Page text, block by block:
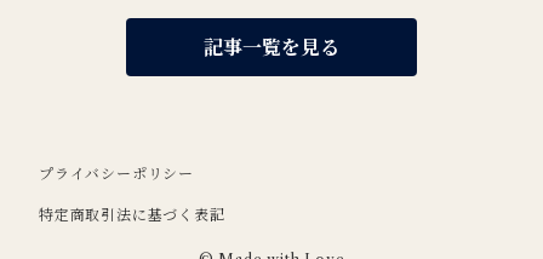
記事一覧を見る
プライバシーポリシー
特定商取引法に基づく表記